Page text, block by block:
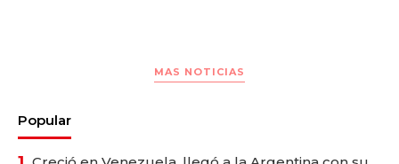
MAS NOTICIAS
Popular